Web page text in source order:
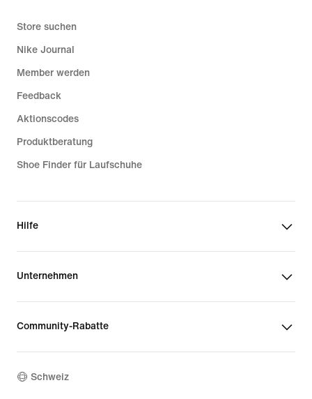
Store suchen
Nike Journal
Member werden
Feedback
Aktionscodes
Produktberatung
Shoe Finder für Laufschuhe
Hilfe
Unternehmen
Community-Rabatte
Schweiz